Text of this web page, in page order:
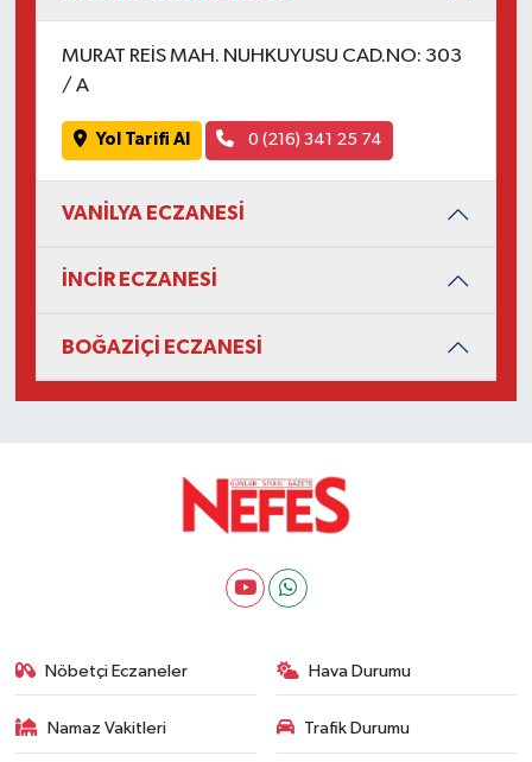
MURAT REİS MAH. NUHKUYUSU CAD.NO: 303
/ A
Yol Tarifi Al 0 (216) 341 25 74
VANİLYA ECZANESİ
İNCİR ECZANESİ
BOĞAZİÇİ ECZANESİ
Nöbetçi Eczaneler Hava Durumu
Namaz Vakitleri Trafik Durumu